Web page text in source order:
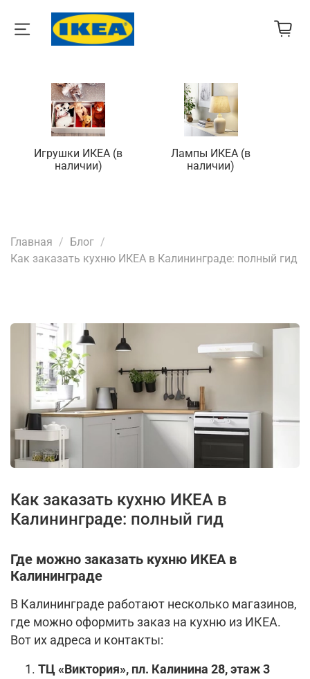
Игрушки ИКЕА (в
наличии)
Лампы ИКЕА (в
наличии)
Главная
Блог
Как заказать кухню ИКЕА в Калининграде: полный гид
Как заказать кухню ИКЕА в
Калининграде: полный гид
Где можно заказать кухню ИКЕА в
Калининграде
В Калининграде работают несколько магазинов,
где можно оформить заказ на кухню из ИКЕА.
Вот их адреса и контакты:
ТЦ «Виктория», пл. Калинина 28, этаж 3